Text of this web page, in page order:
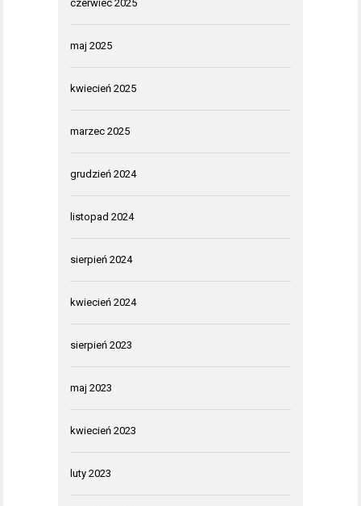
czerwiec 2025
maj 2025
kwiecień 2025
marzec 2025
grudzień 2024
listopad 2024
sierpień 2024
kwiecień 2024
sierpień 2023
maj 2023
kwiecień 2023
luty 2023